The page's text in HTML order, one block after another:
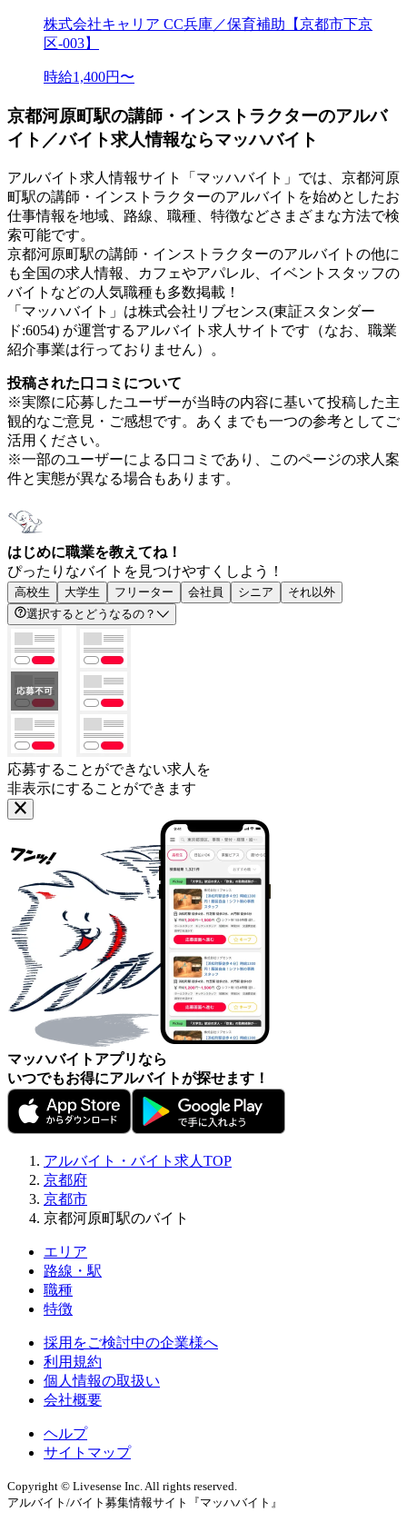
株式会社キャリア CC兵庫／保育補助【京都市下京
区-003】
時給1,400円〜
京都河原町駅の講師・インストラクターのアルバ
イト／バイト求人情報ならマッハバイト
アルバイト求人情報サイト「マッハバイト」では、京都河原
町駅の講師・インストラクターのアルバイトを始めとしたお
仕事情報を地域、路線、職種、特徴などさまざまな方法で検
索可能です。
京都河原町駅の講師・インストラクターのアルバイトの他に
も全国の求人情報、カフェやアパレル、イベントスタッフの
バイトなどの人気職種も多数掲載！
「マッハバイト」は株式会社リブセンス(東証スタンダー
ド:6054) が運営するアルバイト求人サイトです（なお、職業
紹介事業は行っておりません）。
投稿された口コミについて
※実際に応募したユーザーが当時の内容に基いて投稿した主
観的なご意見・ご感想です。あくまでも一つの参考としてご
活用ください。
※一部のユーザーによる口コミであり、このページの求人案
件と実態が異なる場合もあります。
はじめに職業を教えてね！
ぴったりなバイトを見つけやすくしよう！
高校生 大学生 フリーター 会社員 シニア
それ以外
選択するとどうなるの？
応募することができない求人を
非表示にすることができます
マッハバイトアプリなら
いつでもお得にアルバイトが探せます！
アルバイト・バイト求人TOP
京都府
京都市
京都河原町駅のバイト
エリア
路線・駅
職種
特徴
採用をご検討中の企業様へ
利用規約
個人情報の取扱い
会社概要
ヘルプ
サイトマップ
Copyright © Livesense Inc. All rights reserved.
アルバイト/バイト募集情報サイト『マッハバイト』